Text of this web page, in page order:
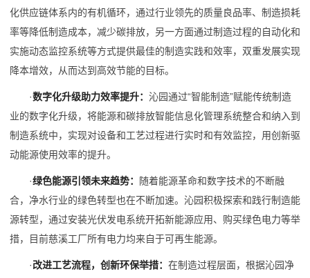
化供应链体系内的有机循环，通过行业领先的质量良品率、制造损耗
率等降低制造成本，减少碳排放，另一方面通过制造过程的自动化和
实施动态监控系统等方式提供最佳的制造实践和效率，双重发展实现
降本增效，从而达到高效节能的目标。
·数字化升级助力效率提升： 沁园通过“智能制造”赋能传统制造
业的数字化升级，将能源和碳排放智能信息化管理系统整合和纳入到
制造系统中，实现对设备和工艺过程进行实时和有效监控，用创新驱
动能源使用效率的提升。
·绿色能源引领未来趋势：
随着能源革命和数字技术的不断融
合，净水行业的绿色转型也在不断加速。沁园积极探索和践行制造能
源转型，通过安装光伏发电系统开拓新能源应用、购买绿色电力等举
措，目前慈溪工厂所有电力均来自于可再生能源。
·改进工艺流程， 创新环保举措： 在制造过程层面，根据沁园净